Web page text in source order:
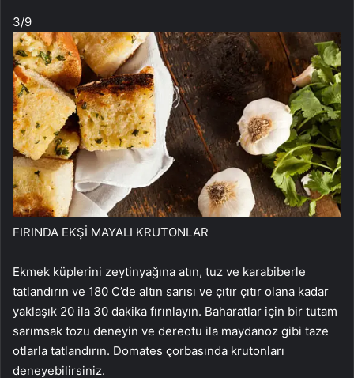
3/9
FIRINDA EKŞİ MAYALI KRUTONLAR
Ekmek küplerini zeytinyağına atın, tuz ve karabiberle
tatlandırın ve 180 C’de altın sarısı ve çıtır çıtır olana kadar
yaklaşık 20 ila 30 dakika fırınlayın. Baharatlar için bir tutam
sarımsak tozu deneyin ve dereotu ila maydanoz gibi taze
otlarla tatlandırın. Domates çorbasında krutonları
deneyebilirsiniz.